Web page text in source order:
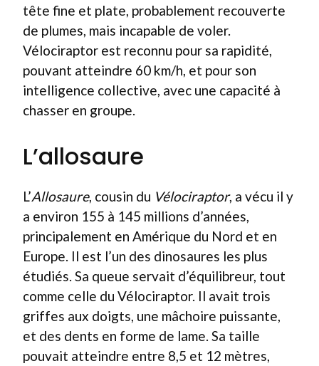
tête fine et plate, probablement recouverte
de plumes, mais incapable de voler.
Vélociraptor est reconnu pour sa rapidité,
pouvant atteindre 60 km/h, et pour son
intelligence collective, avec une capacité à
chasser en groupe.
L’allosaure
L’Allosaure, cousin du Vélociraptor, a vécu il y
a environ 155 à 145 millions d’années,
principalement en Amérique du Nord et en
Europe. Il est l’un des dinosaures les plus
étudiés. Sa queue servait d’équilibreur, tout
comme celle du Vélociraptor. Il avait trois
griffes aux doigts, une mâchoire puissante,
et des dents en forme de lame. Sa taille
pouvait atteindre entre 8,5 et 12 mètres,